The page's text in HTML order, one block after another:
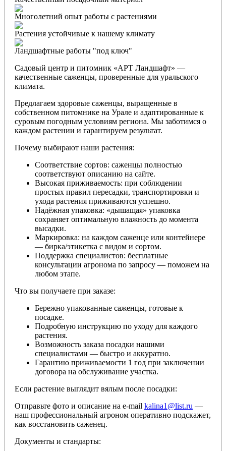
Многолетний опыт работы с растениями
Растения устойчивые к нашему климату
Ландшафтные работы "под ключ"
Садовый центр и питомник «АРТ Ландшафт» —
качественные саженцы, проверенные для уральского
климата.
Предлагаем здоровые саженцы, выращенные в
собственном питомнике на Урале и адаптированные к
суровым погодным условиям региона. Мы заботимся о
каждом растении и гарантируем результат.
Почему выбирают наши растения:
Соответствие сортов: саженцы полностью
соответствуют описанию на сайте.
Высокая приживаемость: при соблюдении
простых правил пересадки, транспортировки и
ухода растения приживаются успешно.
Надёжная упаковка: «дышащая» упаковка
сохраняет оптимальную влажность до момента
высадки.
Маркировка: на каждом саженце или контейнере
— бирка/этикетка с видом и сортом.
Поддержка специалистов: бесплатные
консультации агронома по запросу — поможем на
любом этапе.
Что вы получаете при заказе:
Бережно упакованные саженцы, готовые к
посадке.
Подробную инструкцию по уходу для каждого
растения.
Возможность заказа посадки нашими
специалистами — быстро и аккуратно.
Гарантию приживаемости 1 год при заключении
договора на обслуживание участка.
Если растение выглядит вялым после посадки:
Отправьте фото и описание на e-mail kalina1@list.ru —
наш профессиональный агроном оперативно подскажет,
как восстановить саженец.
Документы и стандарты: